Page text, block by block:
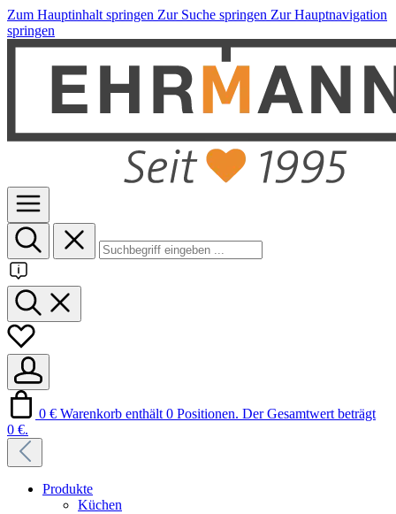
Zum Hauptinhalt springen Zur Suche springen Zur Hauptnavigation
springen
0 € Warenkorb enthält 0 Positionen. Der Gesamtwert beträgt
0 €.
Produkte
Küchen